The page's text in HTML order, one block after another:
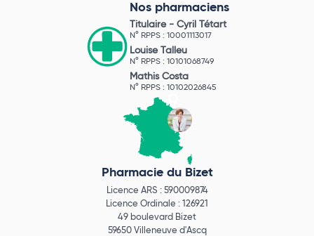
Nos pharmaciens
Titulaire - Cyril Tétart
N° RPPS : 10001113017
Louise Talleu
N° RPPS : 10101068749
Mathis Costa
N° RPPS : 10102026845
Pharmacie du Bizet
Licence ARS : 590009874
Licence Ordinale : 126921
49 boulevard Bizet
59650 Villeneuve d'Ascq